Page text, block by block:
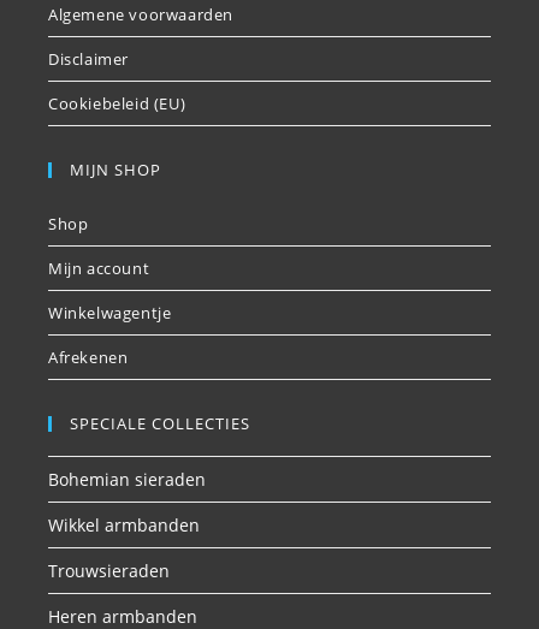
Algemene voorwaarden
Disclaimer
Cookiebeleid (EU)
MIJN SHOP
Shop
Mijn account
Winkelwagentje
Afrekenen
SPECIALE COLLECTIES
Bohemian sieraden
Wikkel armbanden
Trouwsieraden
Heren armbanden